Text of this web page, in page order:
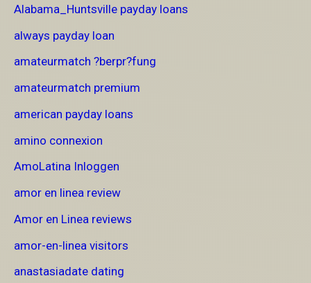
Alabama_Huntsville payday loans
always payday loan
amateurmatch ?berpr?fung
amateurmatch premium
american payday loans
amino connexion
AmoLatina Inloggen
amor en linea review
Amor en Linea reviews
amor-en-linea visitors
anastasiadate dating